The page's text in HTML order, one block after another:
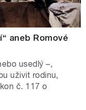
aneb Romové
usedlý –,
uživit rodinu,
č. 117 o